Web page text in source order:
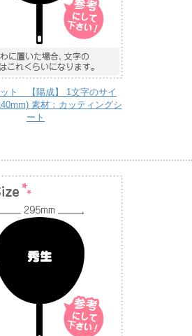
ト 【陽成】 1文字のサイ
素材：カッティングシ
ート